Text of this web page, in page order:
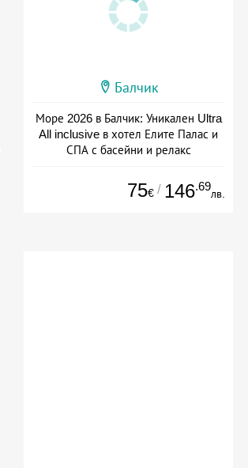
Балчик
Море 2026 в Балчик: Уникален Ultra
All inclusive в хотел Елите Палас и
СПА с басейни и релакс
75€ / 146.69
лв.